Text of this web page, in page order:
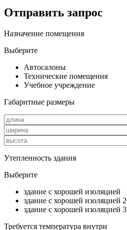
Отправить запрос
Назначение помещения
Выберите
Автосалоны
Технические помещения
Учебное учреждение
Габаритные размеры
Утепленность здания
Выберите
здание с хорошей изоляцией
здание с хорошей изоляцией 2
здание с хорошей изоляцией 3
Требуется температура внутри